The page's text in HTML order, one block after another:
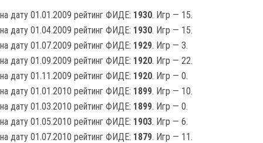
на дату 01.01.2009 рейтинг ФИДЕ: 1930. Игр — 15.
на дату 01.04.2009 рейтинг ФИДЕ: 1930. Игр — 15.
на дату 01.07.2009 рейтинг ФИДЕ: 1929. Игр — 3.
на дату 01.09.2009 рейтинг ФИДЕ: 1920. Игр — 22.
на дату 01.11.2009 рейтинг ФИДЕ: 1920. Игр — 0.
на дату 01.01.2010 рейтинг ФИДЕ: 1899. Игр — 10.
на дату 01.03.2010 рейтинг ФИДЕ: 1899. Игр — 0.
на дату 01.05.2010 рейтинг ФИДЕ: 1903. Игр — 6.
на дату 01.07.2010 рейтинг ФИДЕ: 1879. Игр — 11.